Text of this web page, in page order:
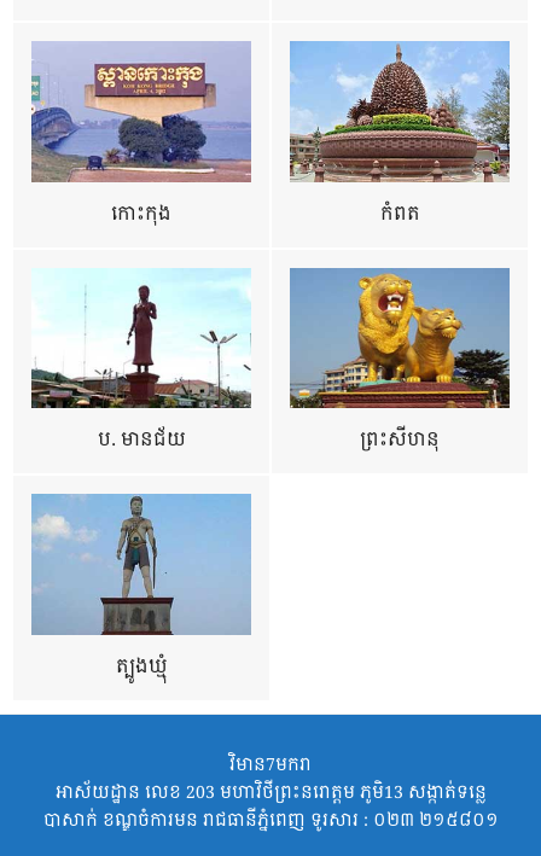
កោះកុង កំពត
ប. មានជ័យ ព្រះសីហនុ
ត្បូងឃ្មុំ
វិមាន7មករា
អាស័យដ្ឋាន លេខ 203 មហាវិថីព្រះនរោត្តម ភូមិ13 សង្កាត់ទន្លេ
បាសាក់ ខណ្ឌចំការមន រាជធានីភ្នំពេញ ទូរសារ : ០២៣ ២១៥៨០១